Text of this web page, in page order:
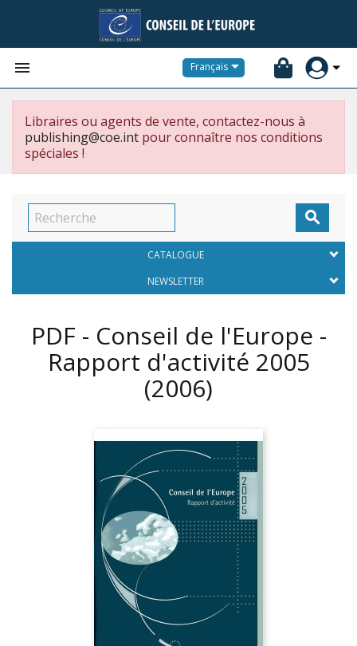
 Français
Libraires ou agents de vente, contactez-nous à
publishing@coe.int pour connaître nos conditions
spéciales !

CATALOGUE
NEWSLETTER
PDF - Conseil de l'Europe -
Rapport d'activité 2005
(2006)